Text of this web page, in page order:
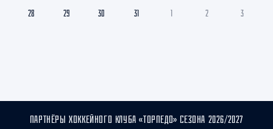
28 29 30 31 1 2 3
ПАРТНЁРЫ ХОККЕЙНОГО КЛУБА «ТОРПЕДО» СЕЗОНА 2026/2027